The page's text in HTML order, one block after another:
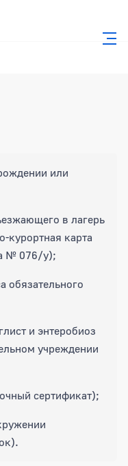
или
в лагерь
карта
№ 076/у);
обязательного
и энтеробиоз
учреждении
сертификат);